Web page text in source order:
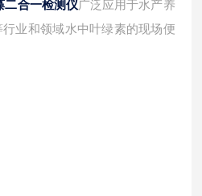
二合一检测仪广泛应用于水产养
业和领域水中叶绿素的现场便